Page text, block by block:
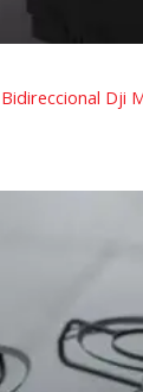
Dji